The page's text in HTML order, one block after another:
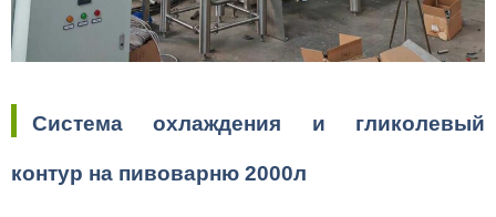
Система охлаждения и гликолевый
контур на пивоварню 2000л